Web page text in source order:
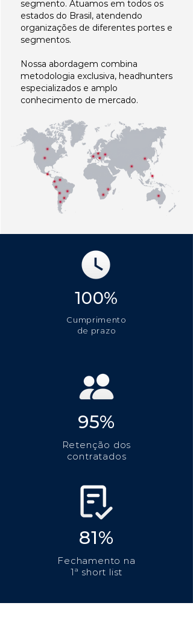
segmento. Atuamos em todos os
estados do Brasil, atendendo
organizações de diferentes portes e
segmentos.
Nossa abordagem combina
metodologia exclusiva, headhunters
especializados e amplo
conhecimento de mercado.
100%
Cumprimento
de prazo
95%
Retenção dos
contratados
81%
Fechamento na
1ª short list